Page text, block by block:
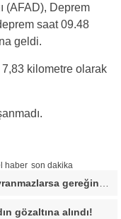
(AFAD), Deprem
saat 09.48
geldi.
kilometre olarak
haber son dakika
Trump’tan İran açıklaması: “Uygun davranmazlarsa gereğini yaparım”
gözaltına alındı!